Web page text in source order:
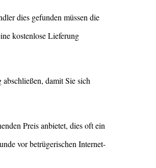
dies gefunden müssen die
kostenlose Lieferung
damit Sie sich
Preis anbietet, dies oft ein
vor betrügerischen Internet-